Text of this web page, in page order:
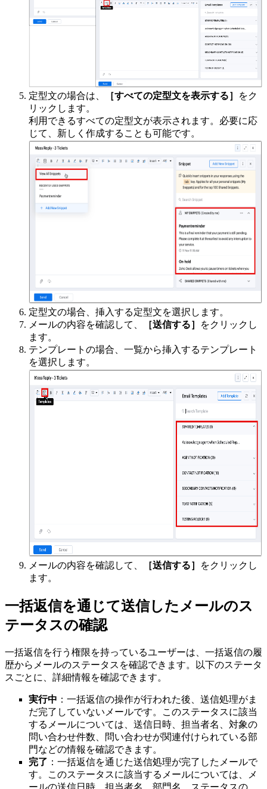
定型文の場合は、 ［すべての定型文を表示する］
をク
リックします。
利用できるすべての定型文が表示されます。必要に応
じて、新しく作成することも可能です。
定型文の場合、挿入する定型文を選択します。
メールの内容を確認して、
［送信する］
をクリックし
ます。
テンプレートの場合、一覧から挿入するテンプレート
を選択します。
メールの内容を確認して、 ［送信する］
をクリックし
ます。
一括返信を通じて送信したメールのス
テータスの確認
一括返信を行う権限を持っているユーザーは、一括返信の履
歴からメールのステータスを確認できます。以下のステータ
スごとに、詳細情報を確認できます。
実行中 ：一括返信の操作が行われた後、送信処理がま
だ完了していないメールです。このステータスに該当
するメールについては、送信日時、担当者名、対象の
問い合わせ件数、問い合わせが関連付けられている部
門などの情報を確認できます。
完了 ：一括返信を通じた送信処理が完了したメールで
す。このステータスに該当するメールについては、メ
ールの送信日時、担当者名、部門名、ステータスの